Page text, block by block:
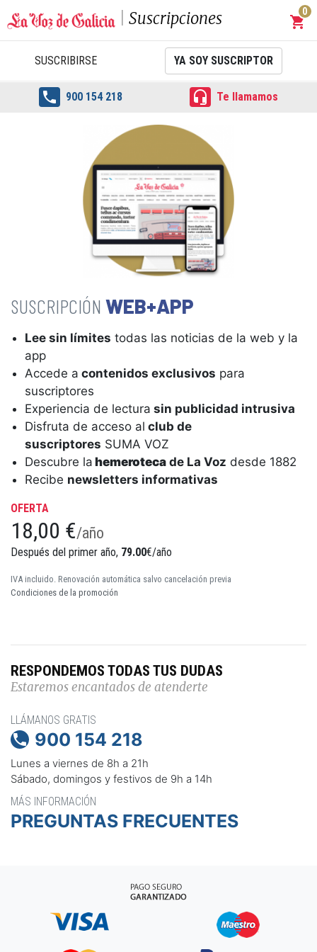
Suscripciones shopping_cart
0
SUSCRIBIRSE YA SOY SUSCRIPTOR
 900 154 218  Te llamamos
WEB+APP
Lee sin límites todas las noticias de la web y la
app
Accede a contenidos exclusivos para
suscriptores
Experiencia de lectura sin publicidad intrusiva
Disfruta de acceso al club de
suscriptores SUMA VOZ
Descubre la hemeroteca de La Voz desde 1882
Recibe newsletters informativas
OFERTA
18,00 €/año
Después del primer año, 79.00€/año
IVA incluido. Renovación automática salvo cancelación previa
Condiciones de la promoción
RESPONDEMOS TODAS TUS DUDAS
Estaremos encantados de atenderte
LLÁMANOS GRATIS
 900 154 218
Lunes a viernes de 8h a 21h
Sábado, domingos y festivos de 9h a 14h
MÁS INFORMACIÓN
PREGUNTAS FRECUENTES